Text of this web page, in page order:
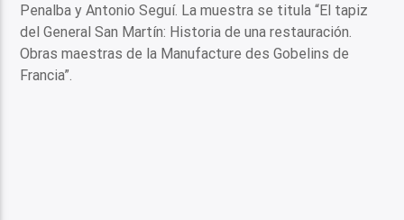
Penalba y Antonio Seguí. La muestra se titula “El tapiz
del General San Martín: Historia de una restauración.
Obras maestras de la Manufacture des Gobelins de
Francia”.